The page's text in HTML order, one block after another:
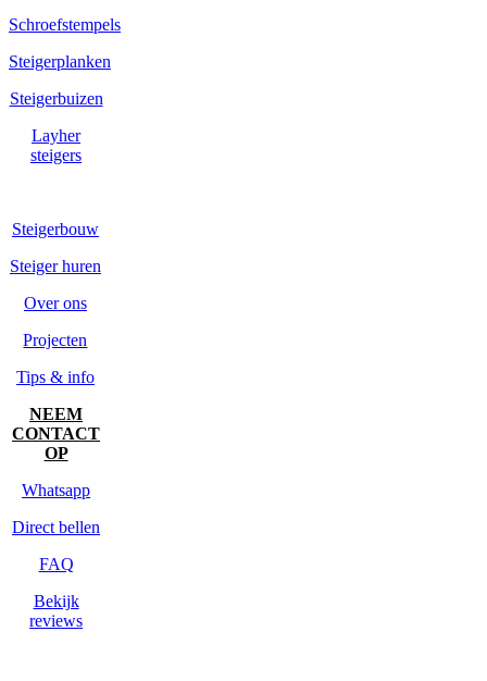
Schroefstempels
Steigerplanken
Steigerbuizen
Layher
steigers
Steigerbouw
Steiger huren
Over ons
Projecten
Tips & info
NEEM
CONTACT
OP
Whatsapp
Direct bellen
FAQ
Bekijk
reviews